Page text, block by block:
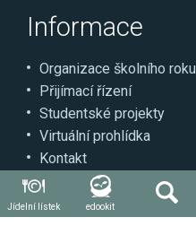
Jídelní lístek edookit
Informace
Organizace školního roku
Přijímací řízení
Studentské projekty
Virtuální prohlídka
Kontakt
Může se hodit